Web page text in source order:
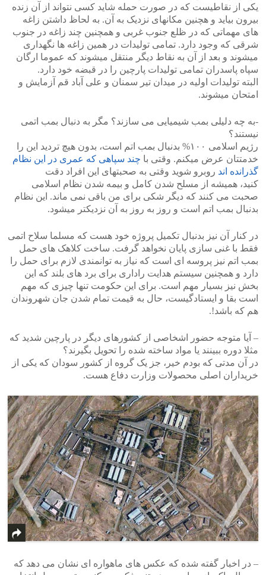
یکی از نقاطیست که در صورت حمله شاید کسی نتواند از آن زنده
بیرون بیاید و هچنین مکانهای نزدیک به آن. به لحاظ داشتن زاغه
های مهماتی که در ظلع جنوب غربی و همچنین چند زاغه در جنوب
شرقی که وجود دارد. تمامی تولیدات در همین زاغه ها نگهداری
میشوند و بعد از آن به نقاط دیگر منتقل میشوند که عموما ارگان
سپاه پاسدران تمامی تولیدات پارچین را در قبضه خود دارد.
البته تولیدات اولیه در میدان تیر سمنان و علی آباد قم آزمایش و
امتحان میشوند.
-به چه دلیلی بمب شیمیایی می سازند؟ مگر به دنبال بمب اتمی
نیستند؟
رژیم اسلامی ۱۰۰% بدنبال بمب اتم است، بدون هیچ تردید این را
خدمتتان عرض میکنم. وقتی با چند سپاهی که عمری در این نظام
گذرانده اند روبرو شوید وقتی به صحبتهای این افراد دقت
کنید، همیشه از مسلح شدن کامل و بیمه شدن نظام اسلامی
صحبت می کنند که دیگر شکی برای من باقی نمی ماند. این نظام
بدنبال بمب اتم است و روز به روز به آن نزدیکتر میشود.
در کنار آن نیز بدنبال تکمیل پروژه خود هست که مسلما سلاح اتمی
فقط با غنی سازی پایان نخواهد گرفت. ساخت کلاهک های حمل
بمب اتم نیز پروسه ای است که نیاز به توانمندی لازم برای حمل را
دارد و همچنین سیستم هدایت راداری برای برد های بلند که این
بخش نیز بسیار مهم است. برای این حکومت تنها چیزی که مهم
است بقا و ایستادگیست، حال به قیمت تمام شدن جان شهروندان
هم که باشد!.
– آیا متوجه حضور اشخاصی از کشورهای دیگر در پارچین شدید که
مثلا دوره ببینند یا مواد ساخته شده را تحویل بگیرند؟
در آن مدتی که بودم خیر، جز یک گروه از کشور سودان که یکی از
خریداران اصلی محصولات وزارت دفاع هست.
– در اخبار گفته شده که عکس های ماهواره ای نشان می دهد که